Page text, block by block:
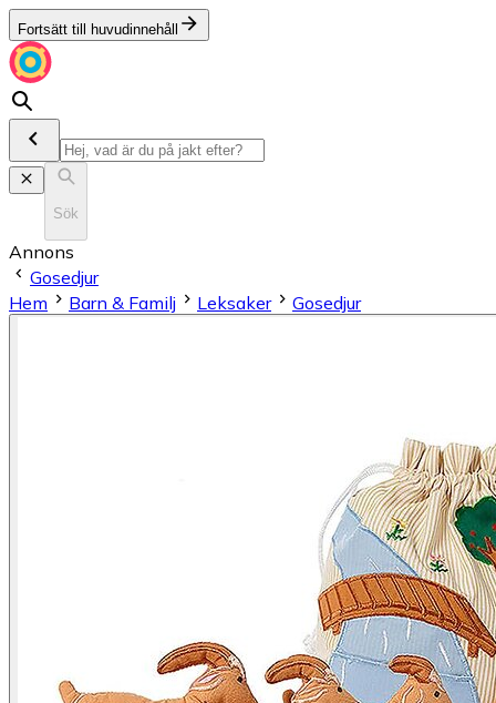
Fortsätt till huvudinnehåll
Sök
Annons
Gosedjur
Hem
Barn & Familj Leksaker Gosedjur